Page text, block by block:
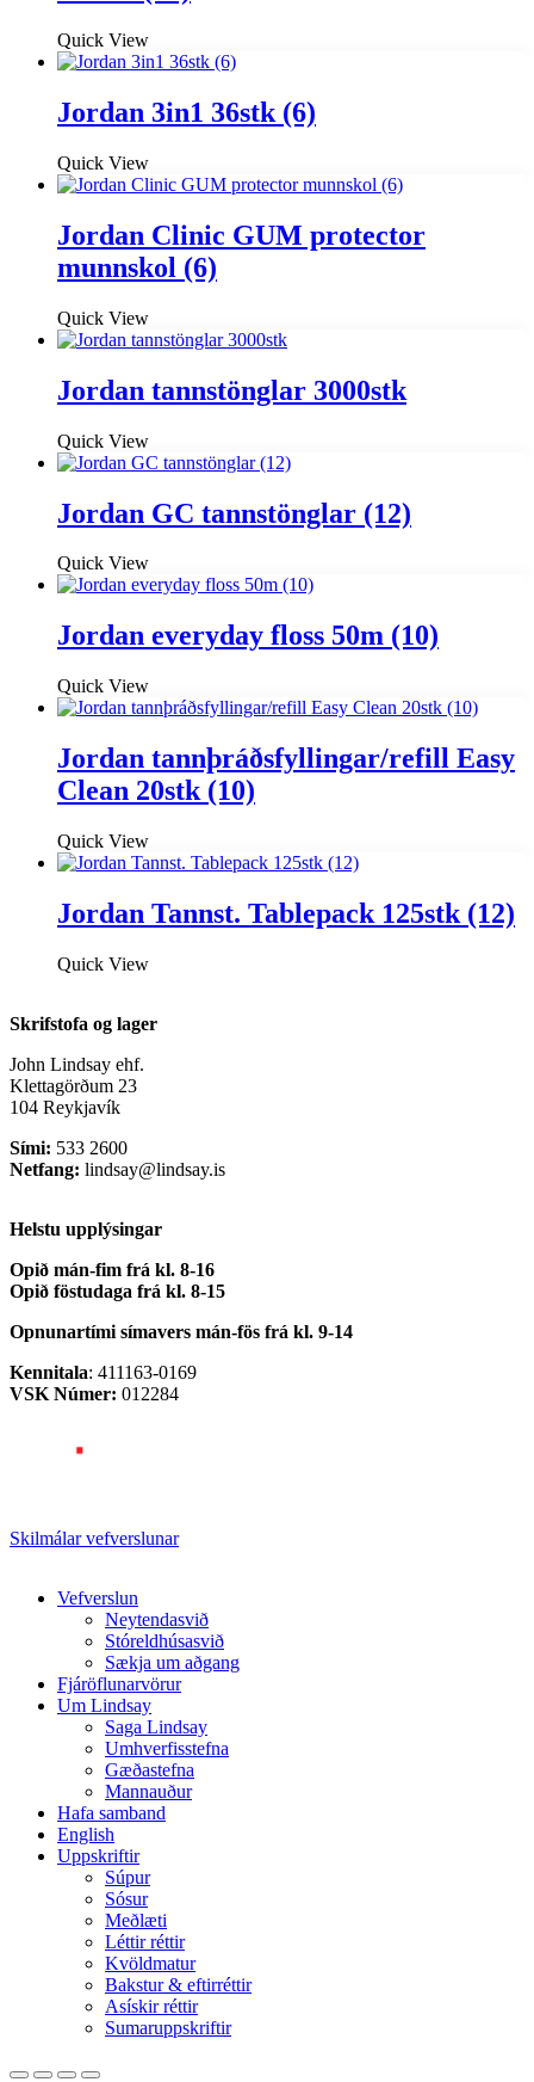
Quick View
Jordan 3in1 36stk (6)
Quick View
Jordan Clinic GUM protector
munnskol (6)
Quick View
Jordan tannstönglar 3000stk
Quick View
Jordan GC tannstönglar (12)
Quick View
Jordan everyday floss 50m (10)
Quick View
Jordan tannþráðsfyllingar/refill Easy
Clean 20stk (10)
Quick View
Jordan Tannst. Tablepack 125stk (12)
Quick View
Skrifstofa og lager
John Lindsay ehf.
Klettagörðum 23
104 Reykjavík
Sími: 533 2600
Netfang: lindsay@lindsay.is
Helstu upplýsingar
Opið mán-fim frá kl. 8-16
Opið föstudaga frá kl. 8-15
Opnunartími símavers mán-fös frá kl. 9-14
Kennitala: 411163-0169
VSK Númer: 012284
Skilmálar vefverslunar
Close
Vefverslun
Neytendasvið
Stóreldhúsasvið
Sækja um aðgang
Fjáröflunarvörur
Um Lindsay
Saga Lindsay
Umhverfisstefna
Gæðastefna
Mannauður
Hafa samband
English
Uppskriftir
Súpur
Sósur
Meðlæti
Léttir réttir
Kvöldmatur
Bakstur & eftirréttir
Asískir réttir
Sumaruppskriftir